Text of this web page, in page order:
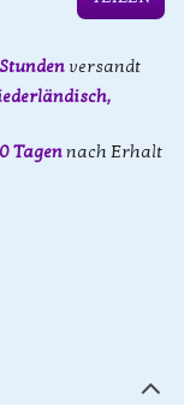
versandt
Tagennach Erhalt